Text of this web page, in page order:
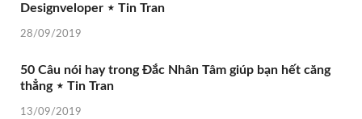
Designveloper ⋆ Tin Tran
28/09/2019
50 Câu nói hay trong Đắc Nhân Tâm giúp bạn hết căng
thẳng ⋆ Tin Tran
13/09/2019